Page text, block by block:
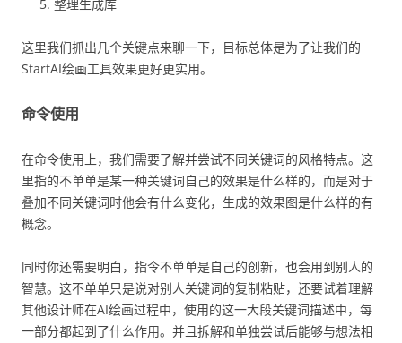
整理生成库
这里我们抓出几个关键点来聊一下，目标总体是为了让我们的
StartAI绘画工具效果更好更实用。
命令使用
在命令使用上，我们需要了解并尝试不同关键词的风格特点。这
里指的不单单是某一种关键词自己的效果是什么样的，而是对于
叠加不同关键词时他会有什么变化，生成的效果图是什么样的有
概念。
同时你还需要明白，指令不单单是自己的创新，也会用到别人的
智慧。这不单单只是说对别人关键词的复制粘贴，还要试着理解
其他设计师在AI绘画过程中，使用的这一大段关键词描述中，每
一部分都起到了什么作用。并且拆解和单独尝试后能够与想法相